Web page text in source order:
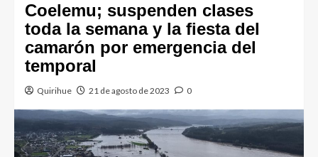
Coelemu; suspenden clases
toda la semana y la fiesta del
camarón por emergencia del
temporal
Quirihue 21 de agosto de 2023 0